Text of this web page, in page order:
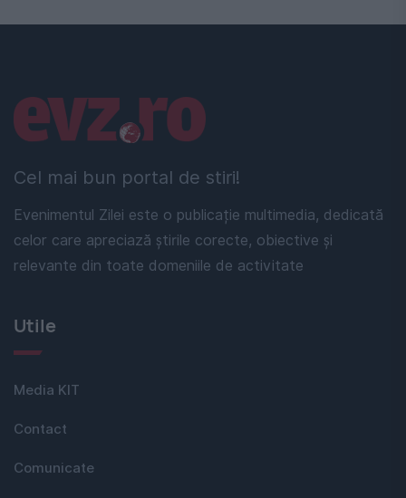
Cel mai bun portal de stiri!
Evenimentul Zilei este o publicație multimedia, dedicată
celor care apreciază știrile corecte, obiective și
relevante din toate domeniile de activitate
Linkuri utile
Utile
Media KIT
Contact
Comunicate